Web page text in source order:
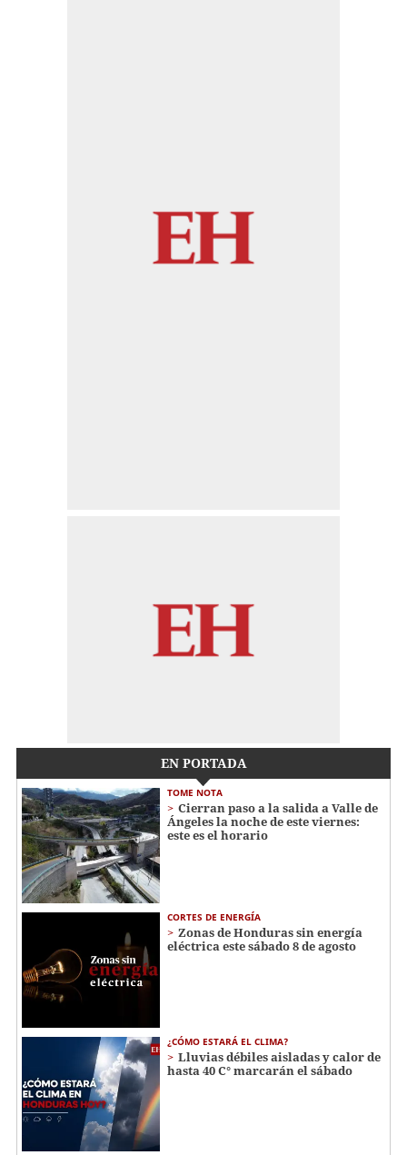
EN PORTADA
TOME NOTA
Cierran paso a la salida a Valle de
Ángeles la noche de este viernes:
este es el horario
CORTES DE ENERGÍA
Zonas de Honduras sin energía
eléctrica este sábado 8 de agosto
¿CÓMO ESTARÁ EL CLIMA?
Lluvias débiles aisladas y calor de
hasta 40 C° marcarán el sábado